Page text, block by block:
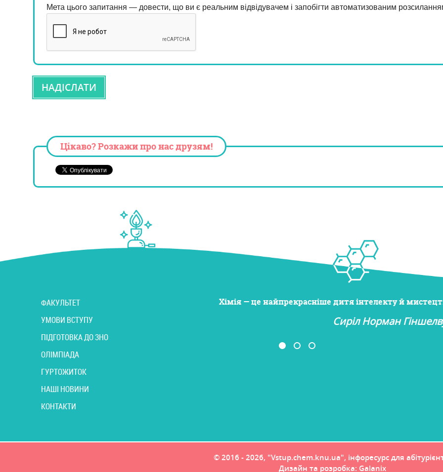
Мета цього запитання — довести, що ви є реальним відвідувачем і запобігти автоматизованим
Цікаво? Розкажи про нас друзям!
ФАКУЛЬТЕТ
УМОВИ ВСТУПУ
ПІДГОТОВКА ДО ЗНО
ОЛІМПІАДА
ГУРТОЖИТОК
НАШІ НОВИНИ
КОНТАКТИ
Хімія — це найпрекрасніше дитя інтелекту й
Сиріл Норман
© 2016 - 2026, "Vstup.chem.knu.ua", інфоресурс для
Дизайн та розробка: Galanix